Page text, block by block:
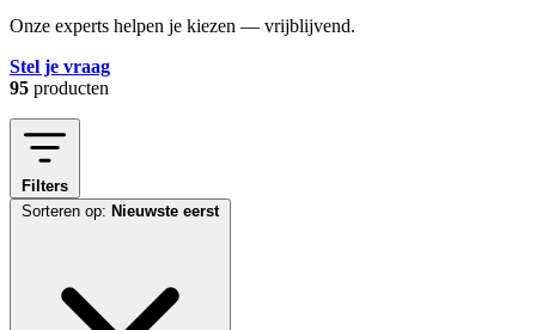
Onze experts helpen je kiezen — vrijblijvend.
Stel je vraag
95 producten
Filters
Sorteren op: Nieuwste eerst